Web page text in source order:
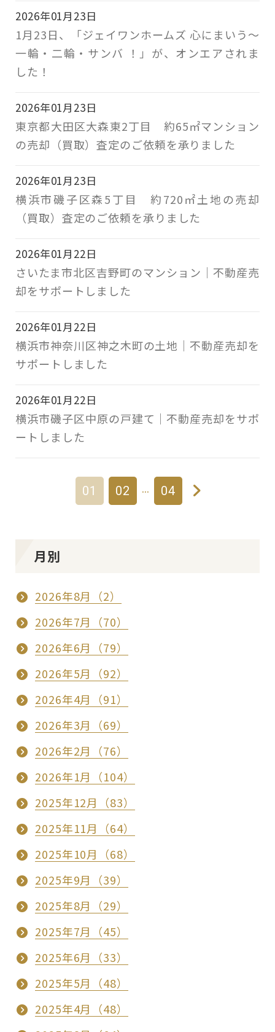
2026年01月23日
1月23日、「ジェイワンホームズ 心にまいう～
一輪・二輪・サンバ ！」が、オンエアされま
した！
2026年01月23日
東京都大田区大森東2丁目 約65㎡マンション
の売却（買取）査定のご依頼を承りました
2026年01月23日
横浜市磯子区森5丁目 約720㎡土地の売却
（買取）査定のご依頼を承りました
2026年01月22日
さいたま市北区吉野町のマンション｜不動産売
却をサポートしました
2026年01月22日
横浜市神奈川区神之木町の土地｜不動産売却を
サポートしました
2026年01月22日
横浜市磯子区中原の戸建て｜不動産売却をサポ
ートしました
01 02 … 04
月別
2026年8月（2）
2026年7月（70）
2026年6月（79）
2026年5月（92）
2026年4月（91）
2026年3月（69）
2026年2月（76）
2026年1月（104）
2025年12月（83）
2025年11月（64）
2025年10月（68）
2025年9月（39）
2025年8月（29）
2025年7月（45）
2025年6月（33）
2025年5月（48）
2025年4月（48）